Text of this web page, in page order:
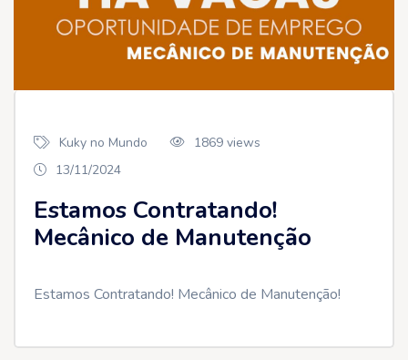
Kuky no Mundo
1869 views
13/11/2024
Estamos Contratando!
Mecânico de Manutenção
Estamos Contratando! Mecânico de Manutenção!